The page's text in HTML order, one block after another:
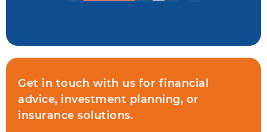
Get in touch with us for financial
advice, investment planning, or
insurance solutions.